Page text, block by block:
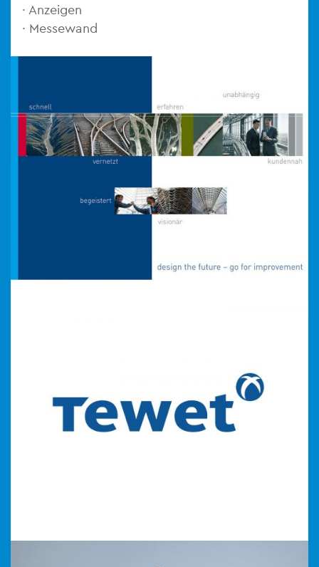
· Anzeigen
· Messewand